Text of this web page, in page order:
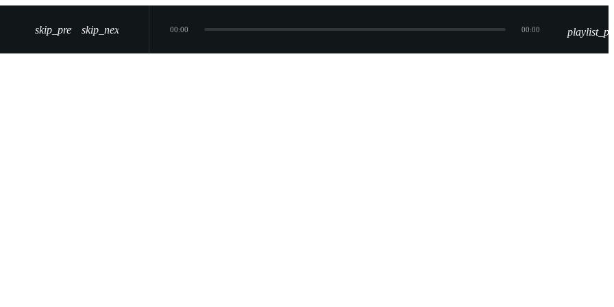
skip_previousskip_next 00:00 00:00